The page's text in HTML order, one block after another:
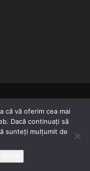
că vă oferim cea mai
Dacă continuați să
sunteți mulțumit de